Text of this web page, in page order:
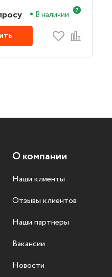
В наличии
О компании
Наши клиенты
Отзывы клиентов
Наши партнеры
Вакансии
Новости